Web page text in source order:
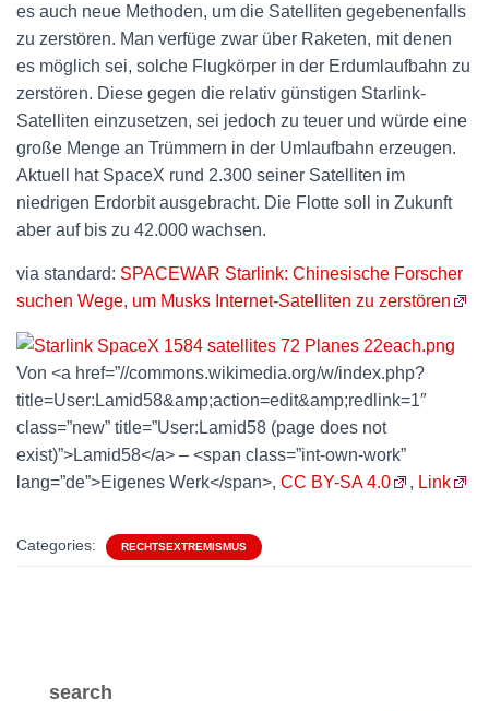
es auch neue Methoden, um die Satelliten gegebenenfalls
zu zerstören. Man verfüge zwar über Raketen, mit denen
es möglich sei, solche Flugkörper in der Erdumlaufbahn zu
zerstören. Diese gegen die relativ günstigen Starlink-
Satelliten einzusetzen, sei jedoch zu teuer und würde eine
große Menge an Trümmern in der Umlaufbahn erzeugen.
Aktuell hat SpaceX rund 2.300 seiner Satelliten im
niedrigen Erdorbit ausgebracht. Die Flotte soll in Zukunft
aber auf bis zu 42.000 wachsen.
via standard: SPACEWAR Starlink: Chinesische Forscher
suchen Wege, um Musks Internet-Satelliten zu zerstören
Von <a href=”//commons.wikimedia.org/w/index.php?
title=User:Lamid58&amp;action=edit&amp;redlink=1″
class=”new” title=”User:Lamid58 (page does not
exist)”>Lamid58</a> – <span class=”int-own-work”
lang=”de”>Eigenes Werk</span>, CC BY-SA 4.0 , Link
Categories: RECHTSEXTREMISMUS
search